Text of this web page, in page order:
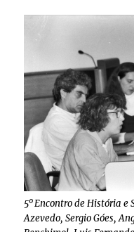
5º Encontro de História e
Azevedo, Sergio Góes,